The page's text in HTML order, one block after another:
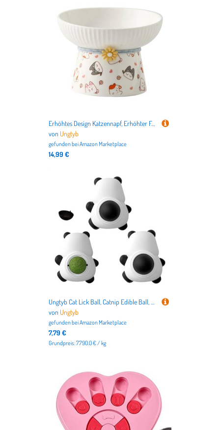
Erhöhtes Design Katzennapf, Erhöhter Futternapf für Katzen, Keramik Haustier Futternapf, Dekorative geneigte Wassernapf für Katzen Kleine Haustiere Indoor Outdoor Haustier Geschenk 2 Verschiedene
von Ungtyb
gefunden beiAmazon Marketplace
14,99 €
Ungtyb Cat Lick Ball, Catnip Edible Ball, Catnip Wall Ball, Rotatable Cat Toy with Rotatable Panda Shaped Design 3.54 x 3.15 x 1.97 Inches for Kitten Teeth Cleaning and Play (3 Pieces)
von Ungtyb
gefunden beiAmazon Marketplace
7,79 €
Grundpreis: 7790.0 € / kg